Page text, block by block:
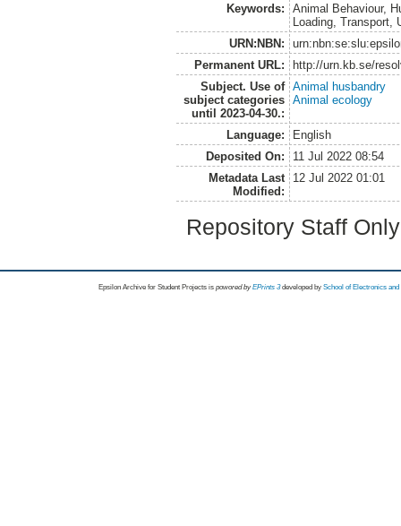
Keywords:
Animal Behaviour,
Loading, Transport,
URN:NBN:
Permanent URL:
http://urn.kb.se/
Subject. Use of
subject categories
until 2023-04-30.:
Animal husbandry
Animal ecology
Language:
English
Deposited On:
11 Jul 2022 08:54
Metadata Last
Modified:
12 Jul 2022 01:01
Repository Staff
Epsilon Archive for Student Projects is powored byEPrints 3 developed by School of Electronics